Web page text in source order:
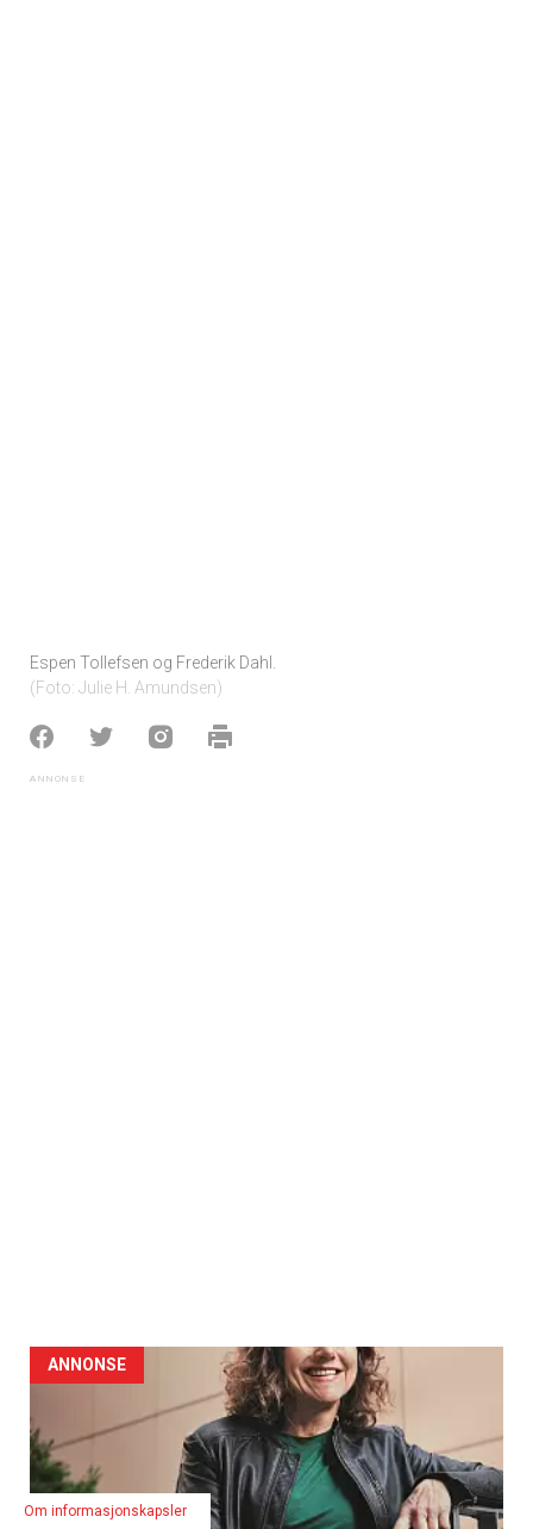
Espen Tollefsen og Frederik Dahl.
Foto: Julie H. Amundsen
ANNONSE
Om informasjonskapsler